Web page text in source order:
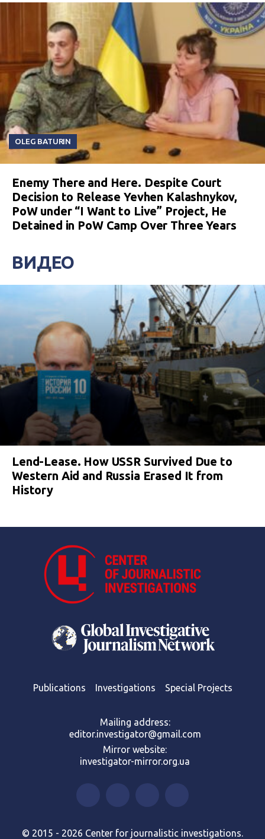
OLEG BATURIN
Enemy There and Here. Despite Court
Decision to Release Yevhen Kalashnykov,
PoW under “I Want to Live” Project, He
Detained in PoW Camp Over Three Years
ВИДЕО
Lend-Lease. How USSR Survived Due to
Western Aid and Russia Erased It from
History
Publications Investigations Special Projects
Mailing address:
editor.investigator@gmail.com
Mirror website:
investigator-mirror.org.ua
© 2015 - 2026 Center for journalistic investigations.